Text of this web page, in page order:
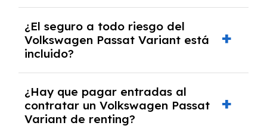
coche, renovarlo por uno nuevo o, en algunos
casos, comprarlo a un precio previamente
acordado.
¿El seguro a todo riesgo del
Volkswagen Passat Variant está
incluido?
Volkswagen Passat Variant con el seguro a
todo riesgo sin franquicia incluido dentro de
las cuotas mensuales.
¿Hay que pagar entradas al
contratar un Volkswagen Passat
Variant de renting?